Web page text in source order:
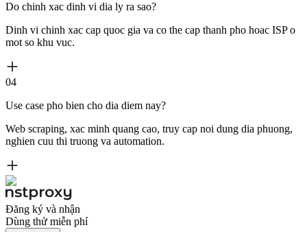
Do chinh xac dinh vi dia ly ra sao?
Dinh vi chinh xac cap quoc gia va co the cap thanh pho hoac ISP o
mot so khu vuc.
04
Use case pho bien cho dia diem nay?
Web scraping, xac minh quang cao, truy cap noi dung dia phuong,
nghien cuu thi truong va automation.
Đăng ký và nhận
Dùng thử miễn phí